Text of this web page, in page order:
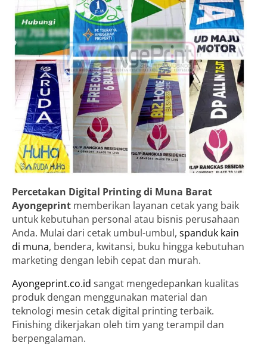
Percetakan Digital Printing di Muna Barat
Ayongeprint memberikan layanan cetak yang baik
untuk kebutuhan personal atau bisnis perusahaan
Anda. Mulai dari cetak umbul-umbul, spanduk kain
di muna, bendera, kwitansi, buku hingga kebutuhan
marketing dengan lebih cepat dan murah.
Ayongeprint.co.id sangat mengedepankan kualitas
produk dengan menggunakan material dan
teknologi mesin cetak digital printing terbaik.
Finishing dikerjakan oleh tim yang terampil dan
berpengalaman.